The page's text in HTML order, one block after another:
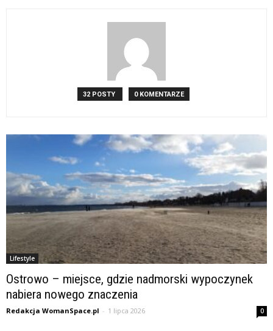
32 POSTY 0 KOMENTARZE
Lifestyle
Ostrowo – miejsce, gdzie nadmorski wypoczynek
nabiera nowego znaczenia
Redakcja WomanSpace.pl - 1 lipca 2026 0